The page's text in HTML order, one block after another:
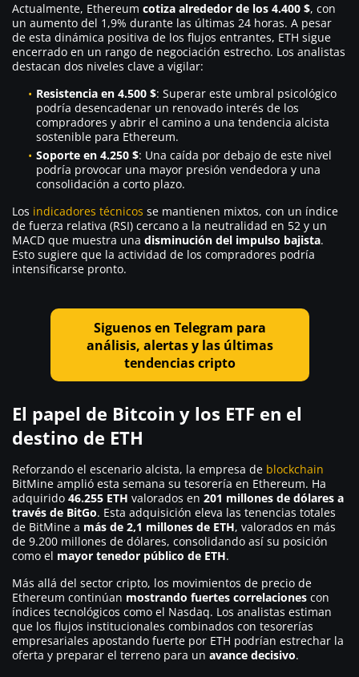
Actualmente, Ethereum cotiza alrededor de los 4.400 $, con
un aumento del 1,9% durante las últimas 24 horas. A pesar
de esta dinámica positiva de los flujos entrantes, ETH sigue
encerrado en un rango de negociación estrecho. Los analistas
destacan dos niveles clave a vigilar:
Resistencia en 4.500 $: Superar este umbral psicológico
podría desencadenar un renovado interés de los
compradores y abrir el camino a una tendencia alcista
sostenible para Ethereum.
Soporte en 4.250 $: Una caída por debajo de este nivel
podría provocar una mayor presión vendedora y una
consolidación a corto plazo.
Los indicadores técnicos se mantienen mixtos, con un índice
de fuerza relativa (RSI) cercano a la neutralidad en 52 y un
MACD que muestra una disminución del impulso bajista.
Esto sugiere que la actividad de los compradores podría
intensificarse pronto.
Siguenos en Telegram para
análisis, alertas y las últimas
tendencias cripto
El papel de Bitcoin y los ETF en el
destino de ETH
Reforzando el escenario alcista, la empresa de blockchain
BitMine amplió esta semana su tesorería en Ethereum. Ha
adquirido 46.255 ETH valorados en 201 millones de dólares a
través de BitGo. Esta adquisición eleva las tenencias totales
de BitMine a más de 2,1 millones de ETH, valorados en más
de 9.200 millones de dólares, consolidando así su posición
como el mayor tenedor público de ETH.
Más allá del sector cripto, los movimientos de precio de
Ethereum continúan mostrando fuertes correlaciones con
índices tecnológicos como el Nasdaq. Los analistas estiman
que los flujos institucionales combinados con tesorerías
empresariales apostando fuerte por ETH podrían estrechar la
oferta y preparar el terreno para un avance decisivo.